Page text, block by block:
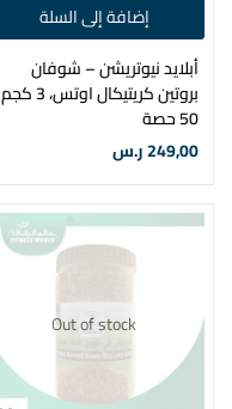
إضافة إلى السلة
أبلايد نيوتريشن – شوفان
بروتين كريتيكال اوتس، 3 كجم
50 حصة
249,00ر.س
Out of stock